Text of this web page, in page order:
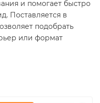
и помогает быстро
Поставляется в
подобрать
или формат